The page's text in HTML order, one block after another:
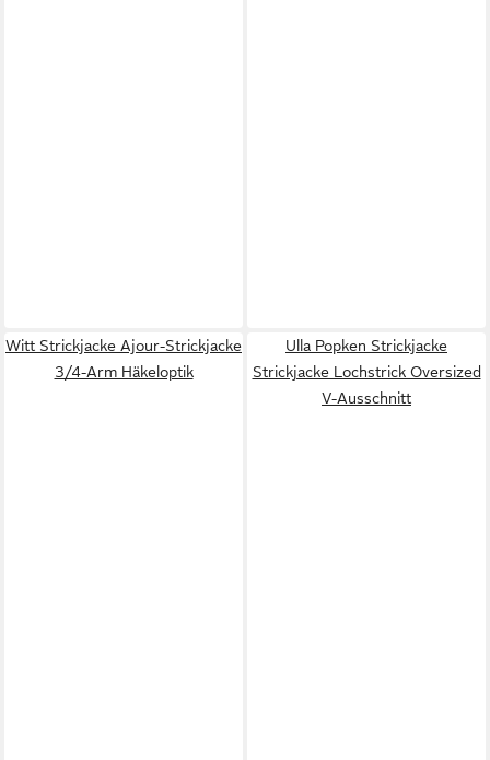
Witt Strickjacke Ajour-Strickjacke
3/4-Arm Häkeloptik
Ulla Popken Strickjacke
Strickjacke Lochstrick Oversized
V-Ausschnitt